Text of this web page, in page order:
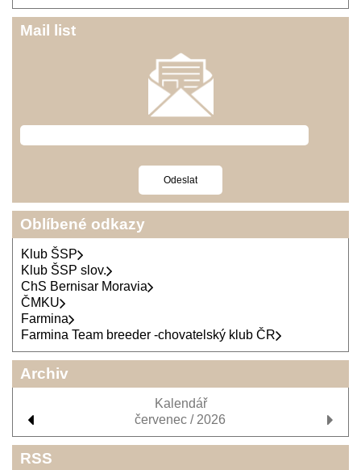
Mail list
Oblíbené odkazy
Klub ŠSP
Klub ŠSP slov.
ChS Bernisar Moravia
ČMKU
Farmina
Farmina Team breeder -chovatelský klub ČR
Archiv
Kalendář
červenec / 2026
RSS